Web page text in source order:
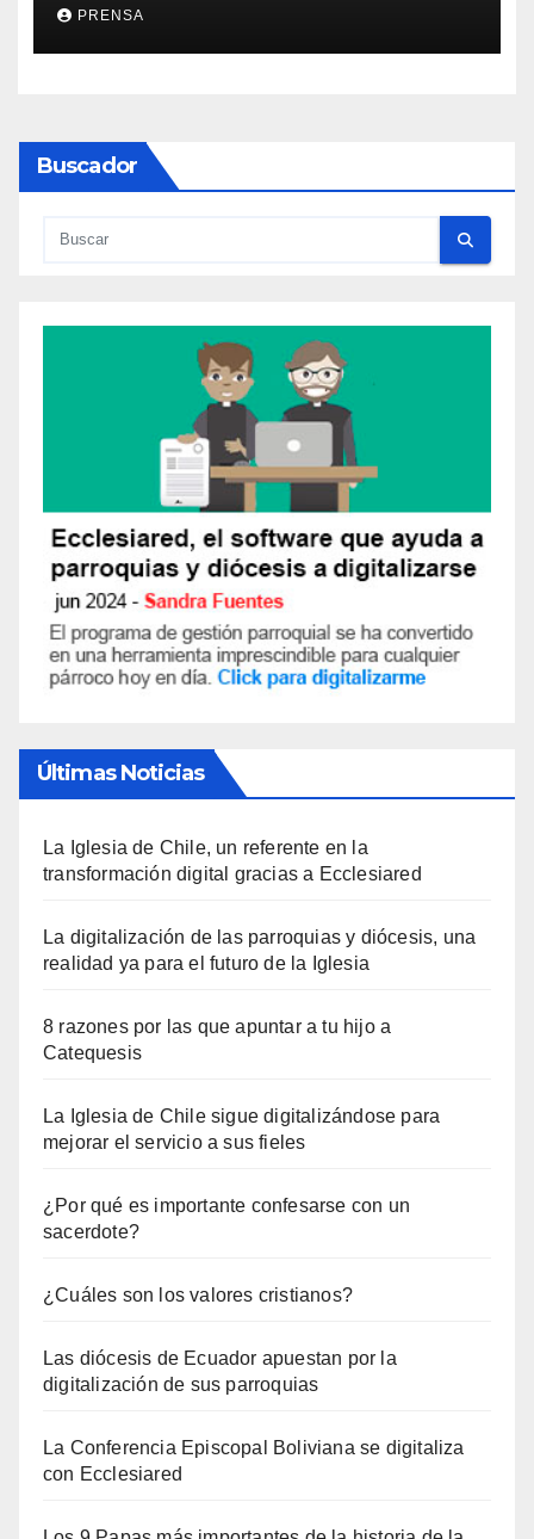
PRENSA
Buscador
Últimas Noticias
La Iglesia de Chile, un referente en la
transformación digital gracias a Ecclesiared
La digitalización de las parroquias y diócesis, una
realidad ya para el futuro de la Iglesia
8 razones por las que apuntar a tu hijo a
Catequesis
La Iglesia de Chile sigue digitalizándose para
mejorar el servicio a sus fieles
¿Por qué es importante confesarse con un
sacerdote?
¿Cuáles son los valores cristianos?
Las diócesis de Ecuador apuestan por la
digitalización de sus parroquias
La Conferencia Episcopal Boliviana se digitaliza
con Ecclesiared